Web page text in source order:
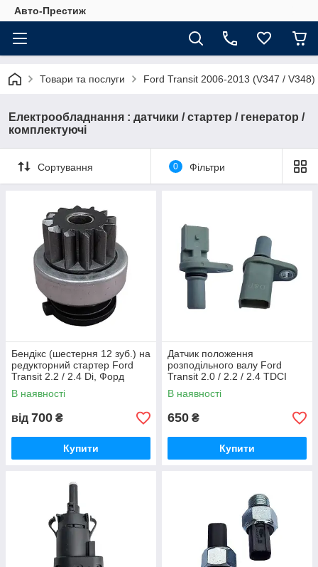
Авто-Престиж
Товари та послуги Ford Transit 2006-2013 (V347 / V348)
Електрообладнання : датчики / стартер / генератор /
комплектуючі
Сортування 0 Фільтри
Бендікс (шестерня 12 зуб.) на
редукторний стартер Ford
Transit 2.2 / 2.4 Di, Форд
Транзит 2006-2013,
100620984
В наявності
від 700 ₴
Купити
Датчик положення
розподільного валу Ford
Transit 2.0 / 2.2 / 2.4 TDCI
дизель Форд Транзит 2006-
2013, 6C1112K073AA
В наявності
650 ₴
Купити